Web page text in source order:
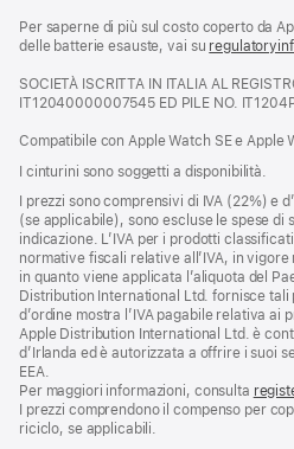
una
nuova
Per saperne di più sul costo coperto da
delle batterie esauste, vai su
SOCIETÀ ISCRITTA IN ITALIA AL
IT12040000007545 ED PILE NO.
Compatibile con Apple Watch SE e Apple
I cinturini sono soggetti a disponibilità.
I prezzi sono comprensivi di IVA (22%) e
(se applicabile), sono escluse le spese di
indicazione. L’IVA per i prodotti
normative fiscali relative all’IVA, in
in quanto viene applicata l’aliquota del
Distribution International Ltd. fornisce tali
d’ordine mostra l’IVA pagabile relativa ai
Apple Distribution International Ltd. è
d’Irlanda ed è autorizzata a offrire i suoi
EEA.
Per maggiori informazioni, consulta
I prezzi comprendono il compenso per
riciclo, se applicabili.